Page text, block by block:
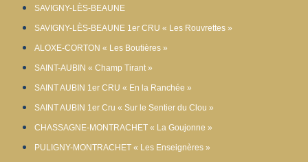
SAVIGNY-LÈS-BEAUNE
SAVIGNY-LÈS-BEAUNE 1er CRU « Les Rouvrettes »
ALOXE-CORTON « Les Boutières »
SAINT-AUBIN « Champ Tirant »
SAINT AUBIN 1er CRU « En la Ranchée »
SAINT AUBIN 1er Cru « Sur le Sentier du Clou »
CHASSAGNE-MONTRACHET « La Goujonne »
PULIGNY-MONTRACHET « Les Enseignères »